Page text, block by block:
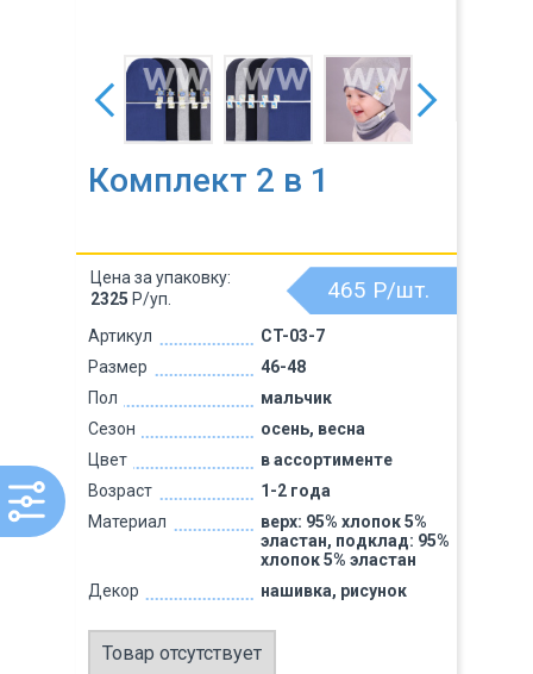
Комплект 2 в 1
Артикул
CT-03-7
Размер
46-48
Пол
мальчик
Сезон
осень, весна
Цвет
в ассортименте
Возраст
1-2 года
Материал
верх: 95% хлопок 5%
эластан, подклад: 95%
хлопок 5% эластан
Декор
нашивка, рисунок
465 Р/шт.
Цена за упаковку:
2325 Р/уп.
Товар отсутствует